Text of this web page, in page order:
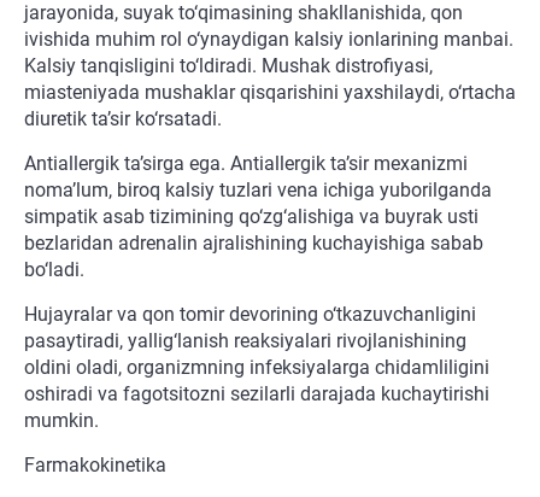
jarayonida, suyak to‘qimasining shakllanishida, qon
ivishida muhim rol o‘ynaydigan kalsiy ionlarining manbai.
Kalsiy tanqisligini to‘ldiradi. Mushak distrofiyasi,
miasteniyada mushaklar qisqarishini yaxshilaydi, o‘rtacha
diuretik ta’sir ko‘rsatadi.
Antiallergik ta’sirga ega. Antiallergik ta’sir mexanizmi
noma’lum, biroq kalsiy tuzlari vena ichiga yuborilganda
simpatik asab tizimining qo‘zg‘alishiga va buyrak usti
bezlaridan adrenalin ajralishining kuchayishiga sabab
bo‘ladi.
Hujayralar va qon tomir devorining o‘tkazuvchanligini
pasaytiradi, yallig‘lanish reaksiyalari rivojlanishining
oldini oladi, organizmning infeksiyalarga chidamliligini
oshiradi va fagotsitozni sezilarli darajada kuchaytirishi
mumkin.
Farmakokinetika